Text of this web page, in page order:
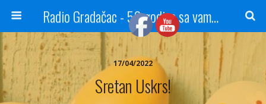
Radio Gradačac - 56 godina sa vama...
17/04/2022
Sretan Uskrs!